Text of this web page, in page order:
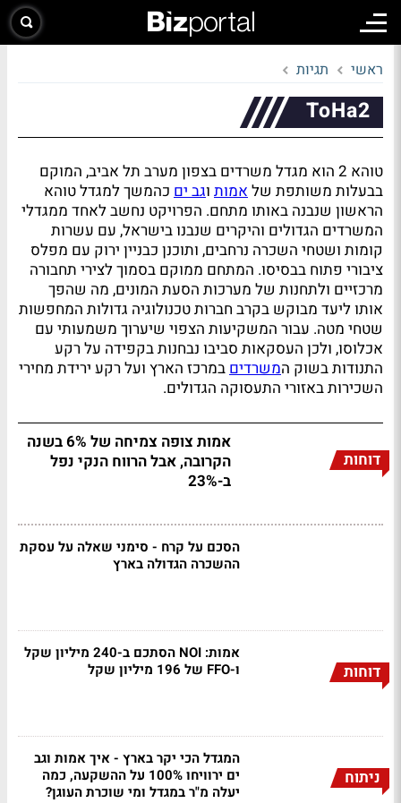
ראשי תגיות
ToHa2
טוהא 2 הוא מגדל משרדים בצפון מערב תל אביב, המוקם
בבעלות משותפת שלאמות וגב ים כהמשך למגדל טוהא
הראשון שנבנה באותו מתחם. הפרויקט נחשב לאחד ממגדלי
המשרדים הגדולים והיקרים שנבנו בישראל, עם עשרות
קומות ושטחי השכרה נרחבים, ותוכנן כבניין ירוק עם מפלס
ציבורי פתוח בבסיסו. המתחם ממוקם בסמוך לצירי תחבורה
מרכזיים ולתחנות של מערכות הסעת המונים, מה שהפך
אותו ליעד מבוקש בקרב חברות טכנולוגיה גדולות המחפשות
שטחי מטה. עבור המשקיעות הצפוי שיערוך משמעותי עם
אכלוסו, ולכן העסקאות סביבו נבחנות בקפידה על רקע
התנודות בשוק המשרדיםבמרכז הארץ ועל רקע ירידת מחירי
השכירות באזורי התעסוקה הגדולים.
דוחות
אמות צופה צמיחה של 6% בשנה
הקרובה, אבל הרווח הנקי נפל
ב-23%
הסכם על קרח - סימני שאלה על עסקת
ההשכרה הגדולה בארץ
דוחות
אמות: NOI הסתכם ב-240 מיליון שקל
ו-FFO של 196 מיליון שקל
ניתוח
המגדל הכי יקר בארץ - איך אמות וגב
ים ירוויחו 100% על ההשקעה, כמה
יעלה מ"ר במגדל ומי שוכרת העוגן?